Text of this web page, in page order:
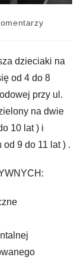
dzieciaki na
od 4 do 8
przy ul.
na dwie
10 lat ) i
od 9 do 11 lat ) .